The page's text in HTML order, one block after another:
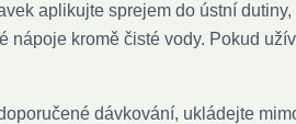
aplikujte sprejem do ústní
nápoje kromě čisté vody. Pokud
dávkování, ukládejte